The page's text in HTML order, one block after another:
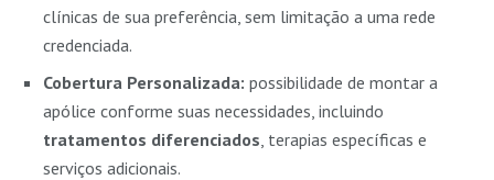
clínicas de sua preferência, sem limitação a uma rede
credenciada.
Cobertura Personalizada: possibilidade de montar a
apólice conforme suas necessidades, incluindo
tratamentos diferenciados , terapias específicas e
serviços adicionais.